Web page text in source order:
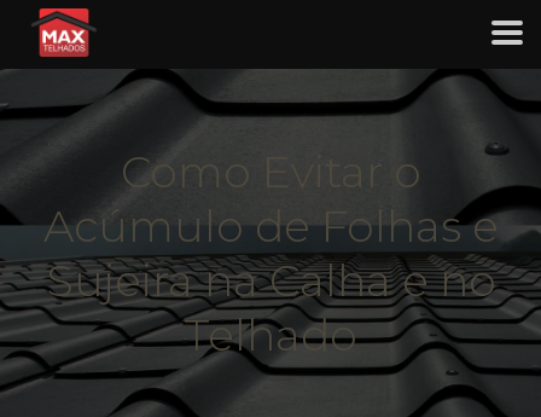
Como Evitar o
Acúmulo de Folhas e
Sujeira na Calha e no
Telhado